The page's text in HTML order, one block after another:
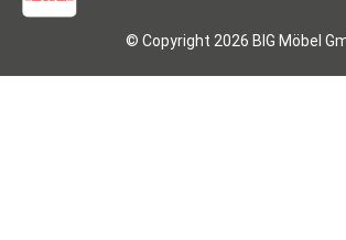
© Copyright 2026 BIG Möbel